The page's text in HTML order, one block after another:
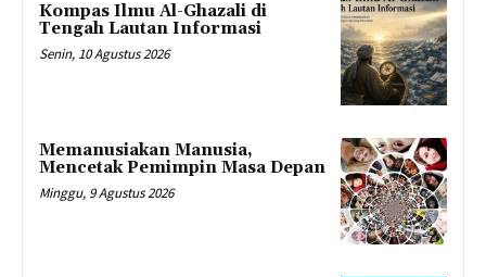
Kompas Ilmu Al-Ghazali di
Tengah Lautan Informasi
Senin, 10 Agustus 2026
Memanusiakan Manusia,
Mencetak Pemimpin Masa Depan
Minggu, 9 Agustus 2026